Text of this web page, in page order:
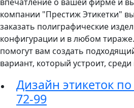
впечатление о вашей фирме и
компании "Престиж Этикетки"
заказать полиграфические
конфигурации и в любом
помогут вам создать
вариант, который устроит,
Дизайн этикеток по
72-99